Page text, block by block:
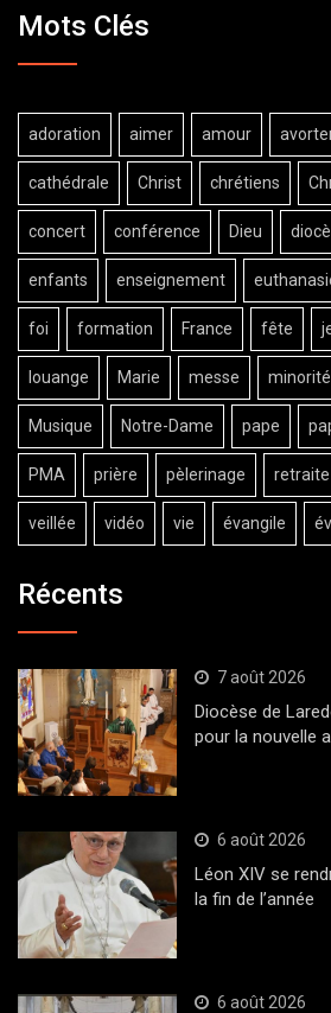
Mots Clés
adoration aimer amour
cathédrale Christ chrétiens
concert conférence Dieu
enfants enseignement
foi formation France fête
louange Marie messe
Musique Notre-Dame pape
PMA prière pèlerinage retraite
veillée vidéo vie évangile
Récents
7 août 2026
Diocèse de
pour la nouvelle
6 août 2026
Léon XIV se
la fin de l’année
6 août 2026